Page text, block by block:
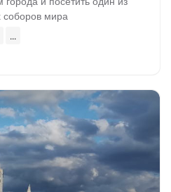
соборов мира